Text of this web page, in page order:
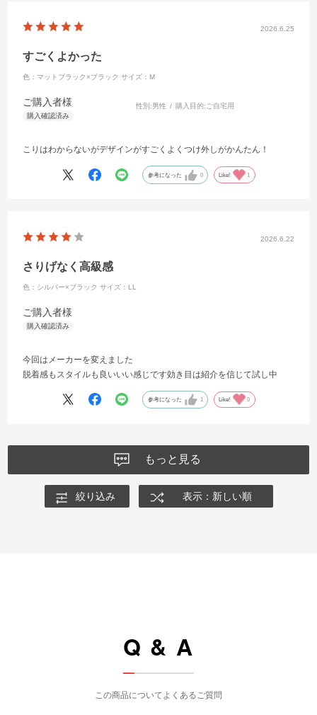
2026.6.25
すごくよかった
色：マットブラック×ブラック サイズ：M
ご購入者様 性別:男性 購入目的: ご自宅用
こりはわからないがデザインがすごくよくつけ外しがかんたん！
参考になった 0 Like! 1
2026.6.22
さりげなく高級感
色：シルバー×ブラック サイズ：LL
ご購入者様
今回はメーカーを変えました
脱着感もスタイルも良いいい感じです効き目は紹介を信じて試し中
参考になった 1 Like! 0
もっと見る
絞り込み 表示：新しい順
Q & A
この商品についてよくあるご質問